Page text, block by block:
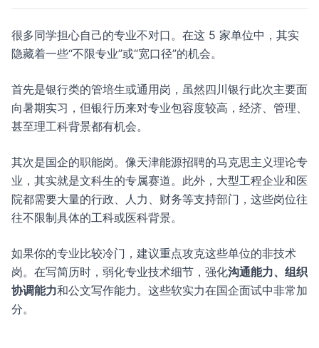
很多同学担心自己的专业不对口。在这 5 家单位中，其实
隐藏着一些“不限专业”或“宽口径”的机会。
首先是银行类的管培生或通用岗，虽然四川银行此次主要面
向暑期实习，但银行历来对专业包容度较高，经济、管理、
甚至理工科背景都有机会。
其次是国企的职能岗。像天津能源招聘的马克思主义理论专
业，其实就是文科生的专属赛道。此外，大型工程企业和医
院都需要大量的行政、人力、财务等支持部门，这些岗位往
往不限制具体的工科或医科背景。
如果你的专业比较冷门，建议重点攻克这些单位的非技术
岗。在写简历时，弱化专业技术细节，强化沟通能力、组织
协调能力和公文写作能力。这些软实力在国企面试中非常加
分。